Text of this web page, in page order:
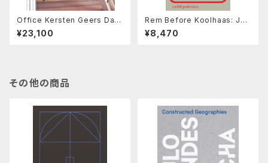
Office Kersten Geers Davi
d Van Severen Vol. 4, 5 & 6
¥23,100
Rem Before Koolhaas: Jou
rnalism by an Architect
¥8,470
その他の商品